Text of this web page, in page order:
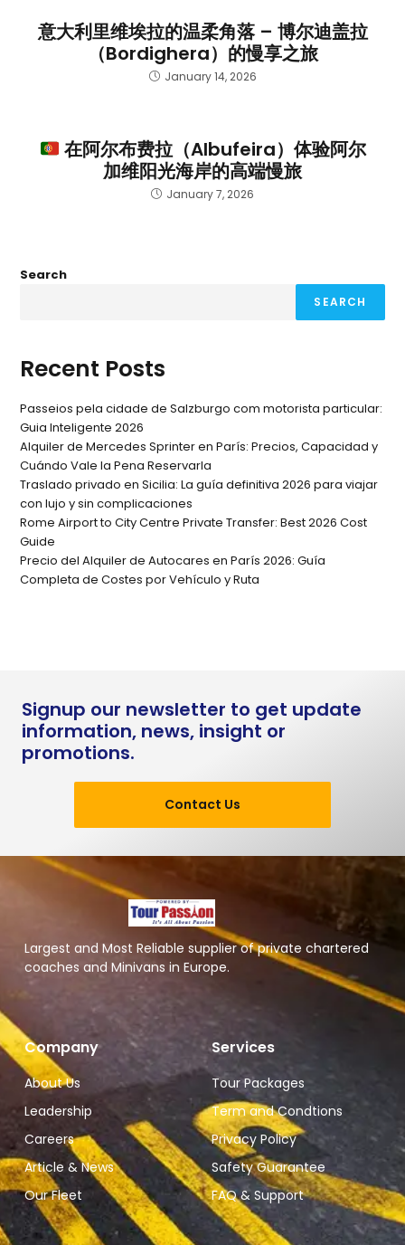
意大利里维埃拉的温柔角落 – 博尔迪盖拉
（Bordighera）的慢享之旅
January 14, 2026
在阿尔布费拉（Albufeira）体验阿尔
加维阳光海岸的高端慢旅
January 7, 2026
Search
SEARCH
Recent Posts
Passeios pela cidade de Salzburgo com motorista particular:
Guia Inteligente 2026
Alquiler de Mercedes Sprinter en París: Precios, Capacidad y
Cuándo Vale la Pena Reservarla
Traslado privado en Sicilia: La guía definitiva 2026 para viajar
con lujo y sin complicaciones
Rome Airport to City Centre Private Transfer: Best 2026 Cost
Guide
Precio del Alquiler de Autocares en París 2026: Guía
Completa de Costes por Vehículo y Ruta
Signup our newsletter to get update
information, news, insight or
promotions.
Contact Us
Largest and Most Reliable supplier of private chartered
coaches and Minivans in Europe.
Company
About Us
Leadership
Careers
Article & News
Our Fleet
Services
Tour Packages
Term and Condtions
Privacy Policy
Safety Guarantee
FAQ & Support